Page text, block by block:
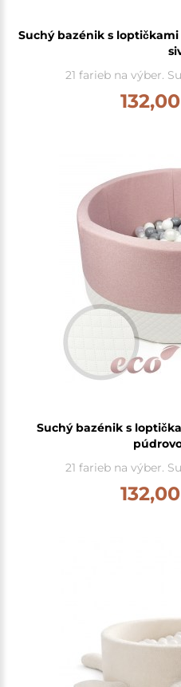
Suchý bazénik s loptičkami
21 farieb na výber.
Suchý bazénik s
21 farieb na výber.